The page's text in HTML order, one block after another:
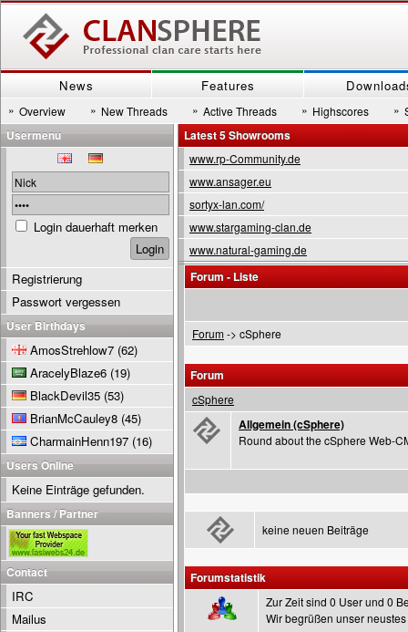
News Features
» Overview » New Threads » Active Threads » Highscores »
Latest 5 Showrooms
www.rp-Community.de
www.ansager.eu
sortyx-lan.com/
www.stargaming-clan.de
www.natural-gaming.de
Forum - Liste
Forum-> cSphere
Forum
cSphere
Allgemein (cSphere)
Round about the cSphere Web-
keine neuen Beiträge
Forumstatistik
Zur Zeit sind 0 User und 0
Wir begrüßen unser
Usermenu
Login dauerhaft merken
Registrierung
Passwort vergessen
User Birthdays
AmosStrehlow7 (62)
AracelyBlaze6 (19)
BlackDevil35 (53)
BrianMcCauley8 (45)
CharmainHenn197 (16)
Users Online
Keine Einträge gefunden.
Banners / Partner
Contact
IRC
Mailus